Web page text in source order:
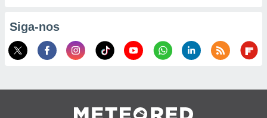
de dados
fontes,
melhorar
dados
Siga-nos